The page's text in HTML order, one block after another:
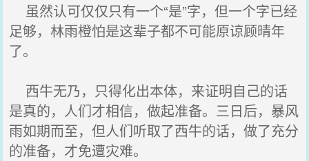
虽然认可仅仅只有一个“是”字，但一个字已经
足够，林雨橙怕是这辈子都不可能原谅顾晴年
了。
西牛无乃，只得化出本体，来证明自己的话
是真的，人们才相信，做起准备。三日后，暴风
雨如期而至，但人们听取了西牛的话，做了充分
的准备，才免遭灾难。